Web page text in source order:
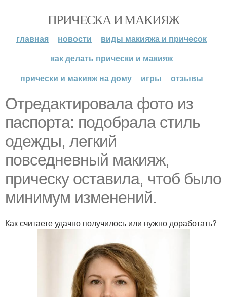
ПРИЧЕСКА И МАКИЯЖ
главная новости
виды макияжа и причесок
как делать прически и макияж
прически и макияж на дому
игры отзывы
Отредактировала фото из
паспорта: подобрала стиль
одежды, легкий
повседневный макияж,
прическу оставила, чтоб было
минимум изменений.
Как считаете удачно получилось или нужно доработать?